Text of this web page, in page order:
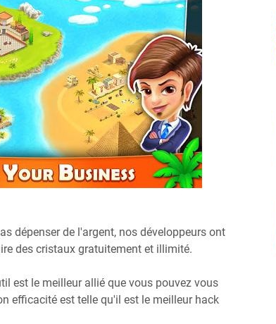
dépenser de l'argent, nos développeurs ont
des cristaux gratuitement et illimité.
est le meilleur allié que vous pouvez vous
efficacité est telle qu'il est le meilleur hack